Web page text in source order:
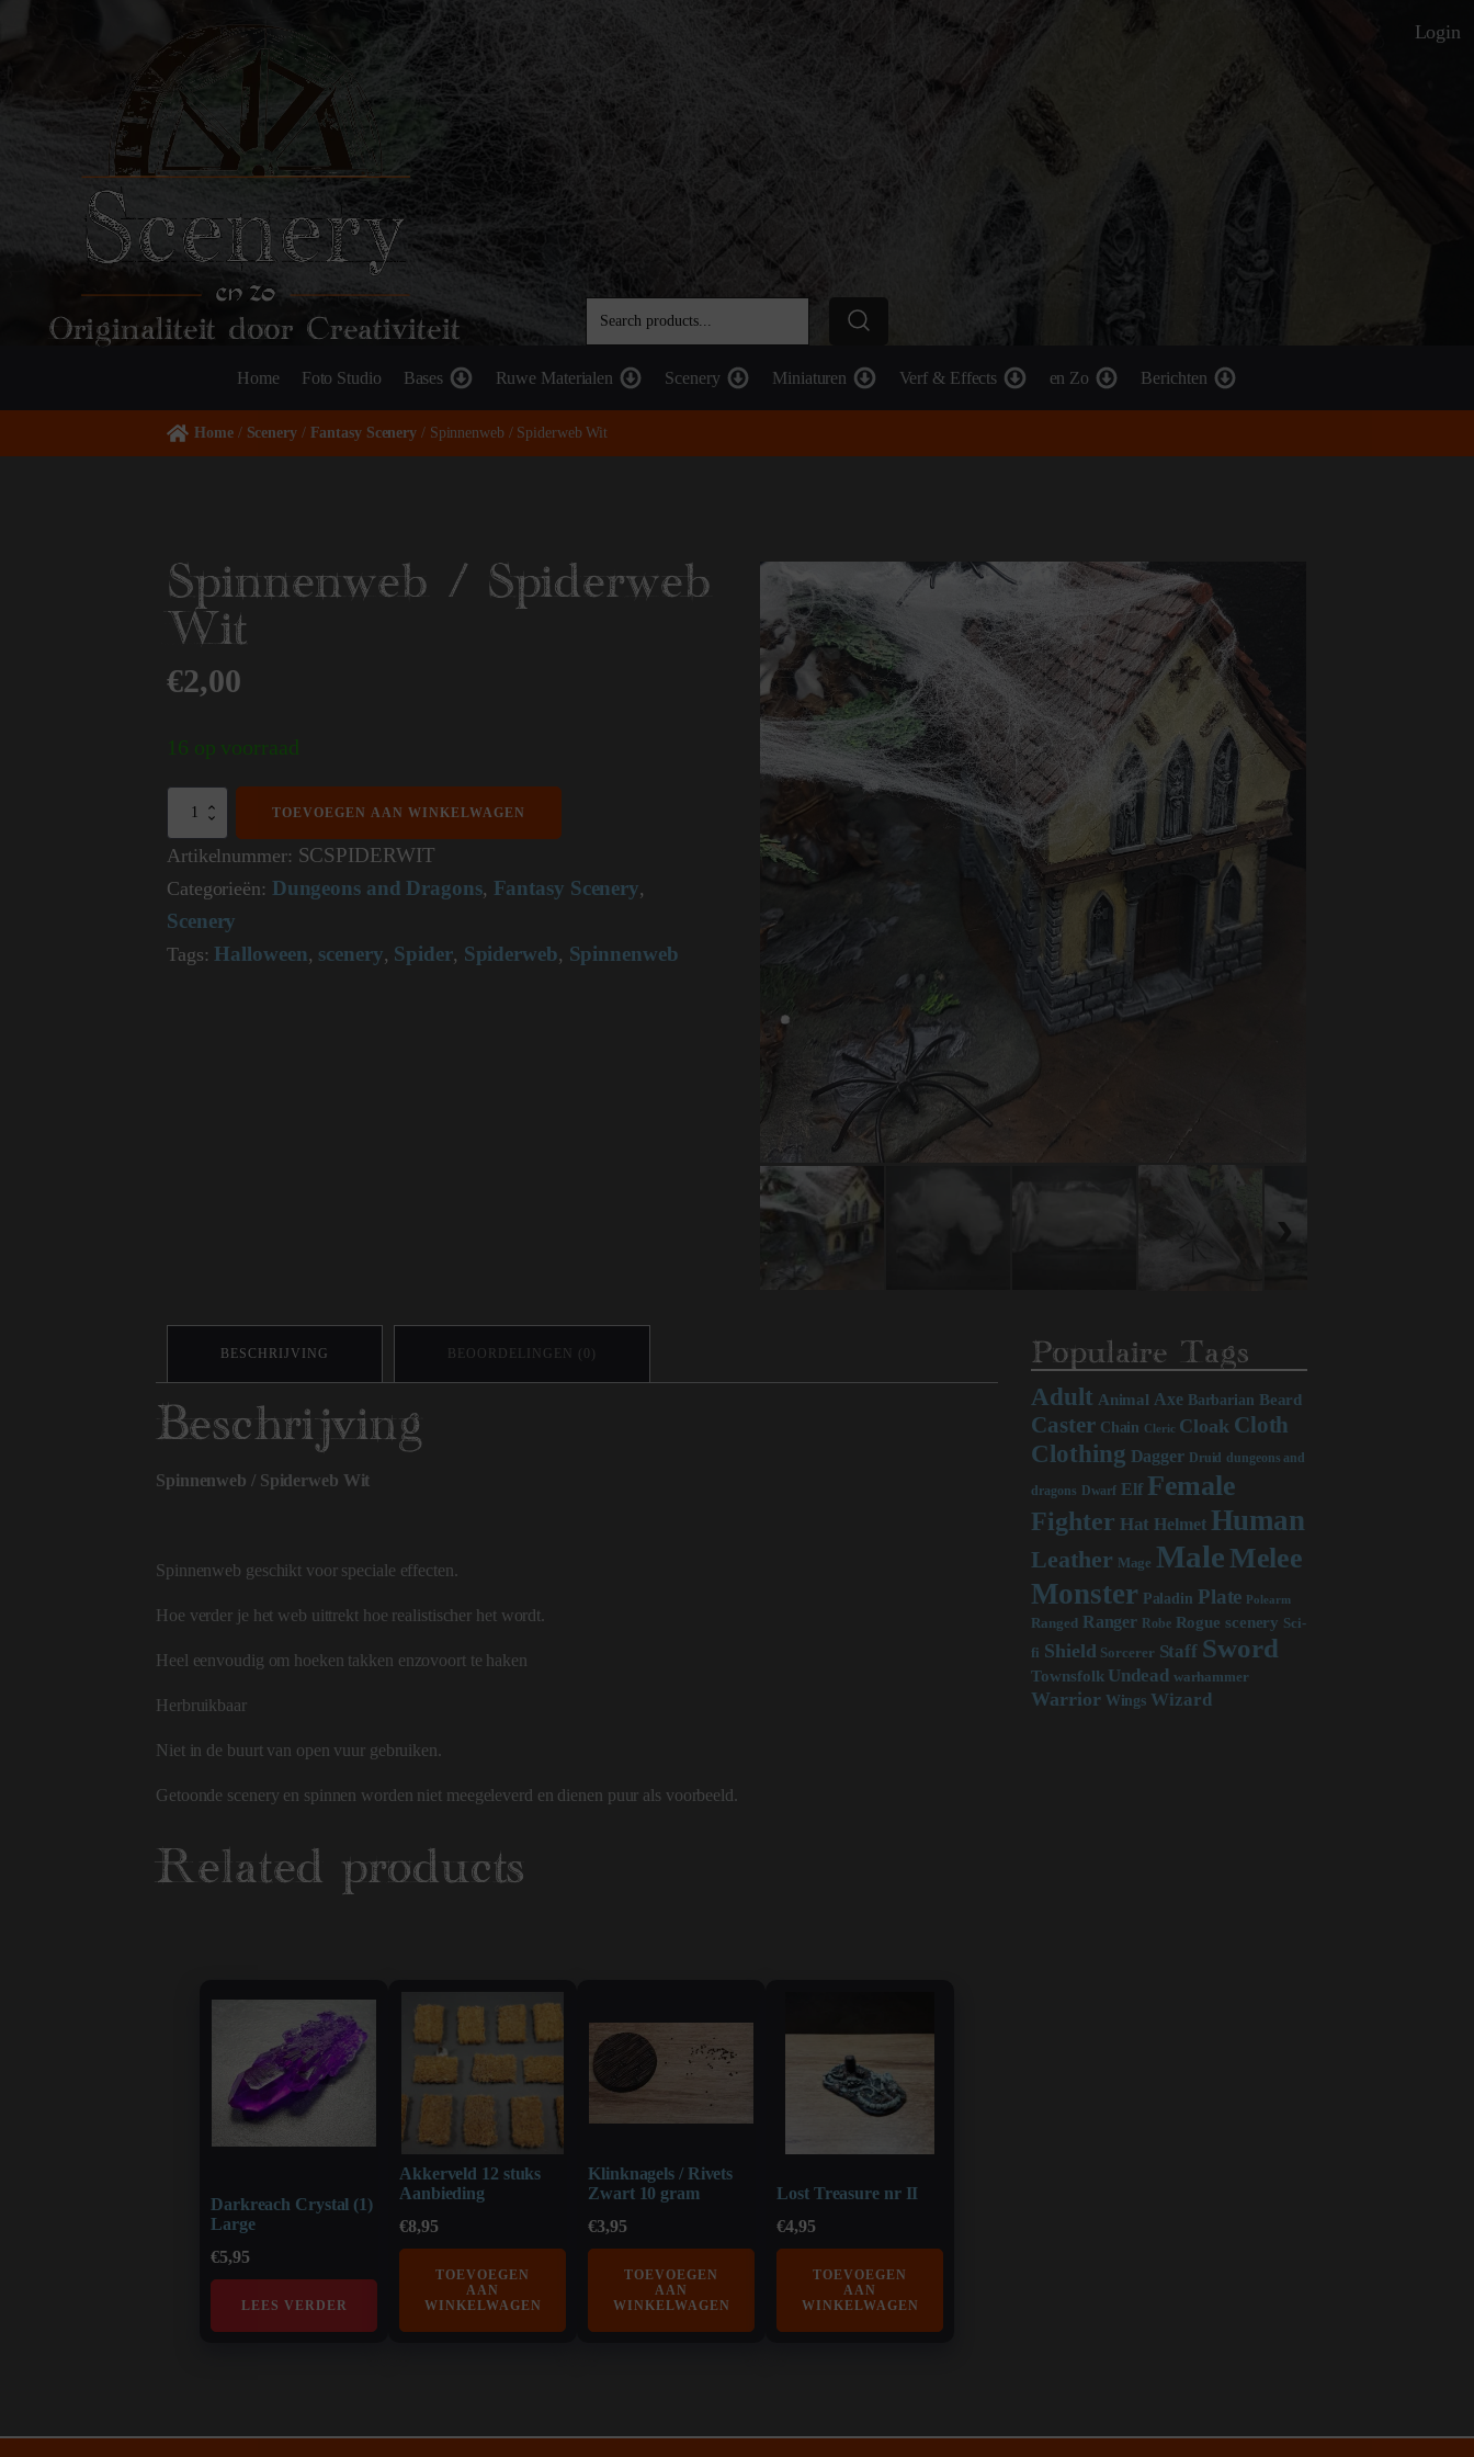
Login
Originaliteit door Creativiteit
Home Foto Studio Bases Ruwe Materialen Scenery Miniaturen Verf & Effects en Zo Berichten
Home/ Scenery/ Fantasy Scenery / Spinnenweb / Spiderweb Wit
Spinnenweb / Spiderweb
Wit
€2,00
16 op voorraad
Spinnenweb
Spiderweb
aantal
TOEVOEGEN AAN WINKELWAGEN
Artikelnummer: SCSPIDERWIT
Categorieën: Dungeons and Dragons, Fantasy Scenery,
Scenery
Tags: Halloween, scenery, Spider, Spiderweb, Spinnenweb
BESCHRIJVING BEOORDELINGEN (0)
Beschrijving
Spinnenweb / Spiderweb Wit
Spinnenweb geschikt voor speciale effecten.
Hoe verder je het web uittrekt hoe realistischer het wordt.
Heel eenvoudig om hoeken takken enzovoort te haken
Herbruikbaar
Niet in de buurt van open vuur gebruiken.
Getoonde scenery en spinnen worden niet meegeleverd en dienen puur als voorbeeld.
Related products
Darkreach Crystal (1)
Large
€5,95
LEES VERDER
Akkerveld 12 stuks
Aanbieding
€8,95
TOEVOEGEN
AAN
WINKELWAGEN
Klinknagels / Rivets
Zwart 10 gram
€3,95
TOEVOEGEN
AAN
WINKELWAGEN
Lost Treasure nr II
€4,95
TOEVOEGEN
AAN
WINKELWAGEN
Populaire Tags
Adult Animal Axe Barbarian Beard
Caster Chain Cleric Cloak Cloth
Clothing Dagger Druid dungeons and
dragons Dwarf Elf Female
Fighter Hat Helmet Human
Leather Mage MaleMelee
Monster Paladin Plate Polearm
Ranged Ranger Robe Rogue scenery Sci-
fi Shield Sorcerer Staff Sword
Townsfolk Undead warhammer
Warrior Wings Wizard